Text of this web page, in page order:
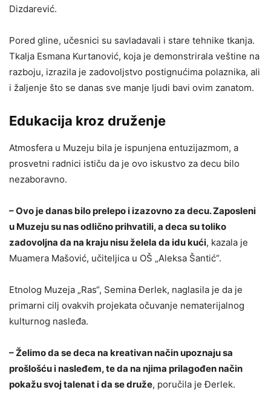
Dizdarević.
Pored gline, učesnici su savladavali i stare tehnike tkanja.
Tkalja Esmana Kurtanović, koja je demonstrirala veštine na
razboju, izrazila je zadovoljstvo postignućima polaznika, ali
i žaljenje što se danas sve manje ljudi bavi ovim zanatom.
Edukacija kroz druženje
Atmosfera u Muzeju bila je ispunjena entuzijazmom, a
prosvetni radnici ističu da je ovo iskustvo za decu bilo
nezaboravno.
– Ovo je danas bilo prelepo i izazovno za decu. Zaposleni
u Muzeju su nas odlično prihvatili, a deca su toliko
zadovoljna da na kraju nisu želela da idu kući, kazala je
Muamera Mašović, učiteljica u OŠ „Aleksa Šantić“.
Etnolog Muzeja „Ras“, Semina Đerlek, naglasila je da je
primarni cilj ovakvih projekata očuvanje nematerijalnog
kulturnog nasleđa.
– Želimo da se deca na kreativan način upoznaju sa
prošlošću i nasleđem, te da na njima prilagođen način
pokažu svoj talenat i da se druže, poručila je Đerlek.